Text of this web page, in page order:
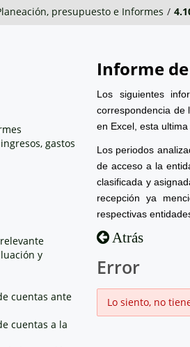
presupuesto e Informes /
gastos
y
cuentas ante
cuentas a la
Informe
Los siguientes
correspondencia de
en Excel, esta
Los periodos
de acceso a la
clasificada y
recepción ya
respectivas
Atrás
Error
Lo siento, no